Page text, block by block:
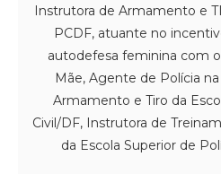
Instrutora de Armamento e
PCDF, atuante no
autodefesa feminina com
Mãe, Agente de Polícia
Armamento e Tiro da
Civil/DF, Instrutora de
da Escola Superior de